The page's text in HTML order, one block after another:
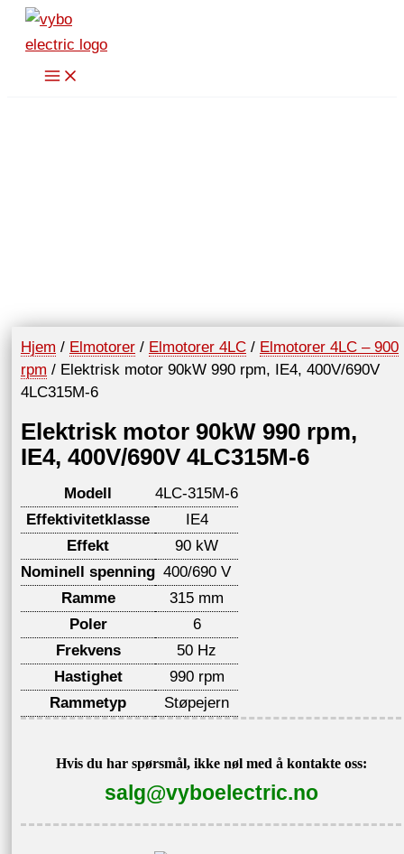
Hopp
rett
Hjem / Elmotorer / Elmotorer 4LC / Elmotorer 4LC – 900
rpm / Elektrisk motor 90kW 990 rpm, IE4, 400V/690V
4LC315M-6
Elektrisk motor 90kW 990 rpm,
IE4, 400V/690V 4LC315M-6
Modell
4LC-315M-6
Effektivitetklasse
IE4
Effekt
90 kW
Nominell spenning 400/690 V
Ramme
315 mm
Poler
6
Frekvens
50 Hz
Hastighet
990 rpm
Rammetyp
Støpejern
Hvis du har spørsmål, ikke nøl med å kontakte oss:
salg@vyboelectric.no